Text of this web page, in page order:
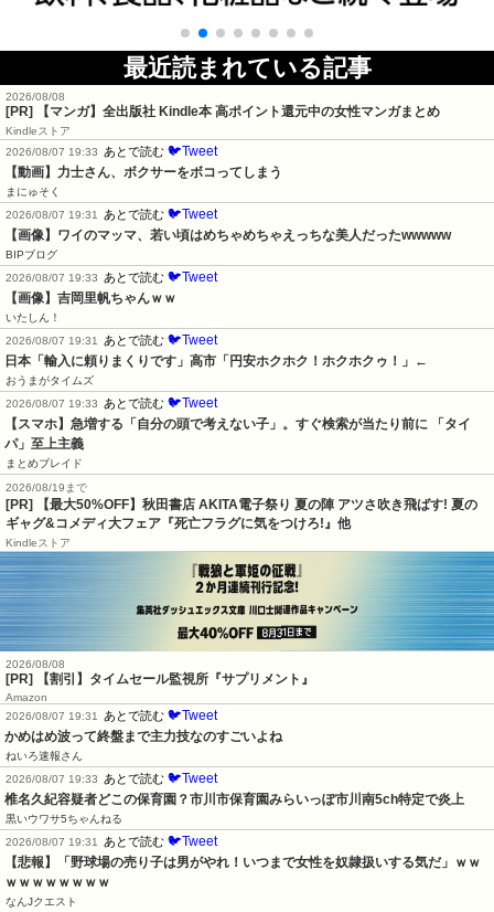
最近読まれている記事
2026/08/08
[PR] 【マンガ】全出版社 Kindle本 高ポイント還元中の女性マンガまとめ
Kindleストア
2026/08/07 19:33
あとで読む 🐦Tweet
【動画】力士さん、ボクサーをボコってしまう
まにゅそく
2026/08/07 19:31
あとで読む 🐦Tweet
【画像】ワイのマッマ、若い頃はめちゃめちゃえっちな美人だったwwwww
BIPブログ
2026/08/07 19:33
あとで読む 🐦Tweet
【画像】吉岡里帆ちゃんｗｗ
いたしん！
2026/08/07 19:31
あとで読む 🐦Tweet
日本「輸入に頼りまくりです」高市「円安ホクホク！ホクホクゥ！」←
おうまがタイムズ
2026/08/07 19:33
あとで読む 🐦Tweet
【スマホ】急増する「自分の頭で考えない子」。すぐ検索が当たり前に 「タイ
パ」至上主義
まとめブレイド
2026/08/19まで
[PR] 【最大50%OFF】秋田書店 AKITA電子祭り 夏の陣 アツさ吹き飛ばす! 夏の
ギャグ&コメディ大フェア『死亡フラグに気をつけろ!』他
Kindleストア
2026/08/08
[PR] 【割引】タイムセール監視所『サプリメント』
Amazon
2026/08/07 19:31
あとで読む 🐦Tweet
かめはめ波って終盤まで主力技なのすごいよね
ねいろ速報さん
2026/08/07 19:33
あとで読む 🐦Tweet
椎名久紀容疑者どこの保育園？市川市保育園みらいっぽ市川南5ch特定で炎上
黒いウワサ5ちゃんねる
2026/08/07 19:31
あとで読む 🐦Tweet
【悲報】「野球場の売り子は男がやれ！いつまで女性を奴隷扱いする気だ」ｗｗ
ｗｗｗｗｗｗｗｗ
なんJクエスト